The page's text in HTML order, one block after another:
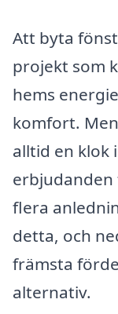
Att byta
projekt som
hems
komfort.
alltid en klok
flera
detta, och
främsta
alternativ.